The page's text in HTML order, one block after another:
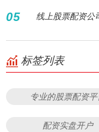
05 线上股票配资公
标签列表
专业的股票配资
配资实盘开户